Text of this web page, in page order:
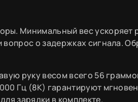
Минимальный вес ускоряет
о задержках сигнала.
руку весом всего 56
Гц (8K) гарантируют
зарядки в комплекте.